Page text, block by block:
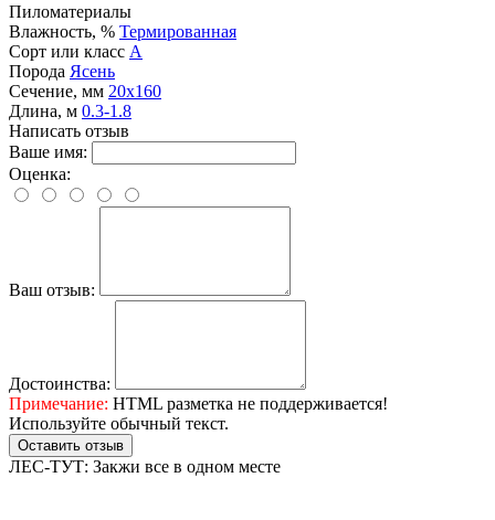
Пиломатериалы
Влажность, % Термированная
Сорт или класс А
Порода Ясень
Сечение, мм 20x160
Длина, м 0.3-1.8
Написать отзыв
Ваше имя:
Оценка:
Ваш отзыв:
Достоинства:
Примечание: HTML разметка не поддерживается!
Используйте обычный текст.
Оставить отзыв
ЛЕС-ТУТ: Закжи все в одном месте